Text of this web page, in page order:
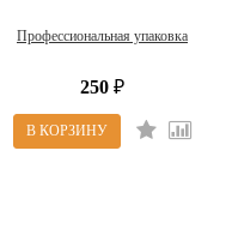
Профессиональная упаковка
250 ₽